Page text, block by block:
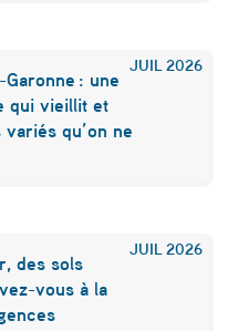
JUIL 2026
: une
qui vieillit et
qu’on ne
JUIL 2026
des sols
vous à la